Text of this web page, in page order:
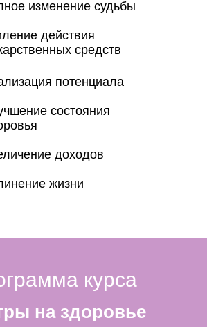
изменение судьбы
действия
средств
потенциала
состояния
доходов
жизни
курса
на здоровье